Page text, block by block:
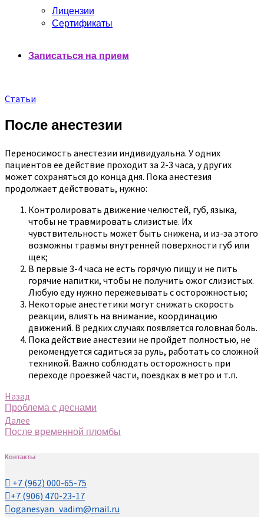
Лицензии
Сертификаты
Записаться на прием
Статьи
После анестезии
Переносимость анестезии индивидуальна. У одних
пациентов ее действие проходит за 2-3 часа, у других
может сохраняться до конца дня. Пока анестезия
продолжает действовать, нужно:
Контролировать движение челюстей, губ, языка,
чтобы не травмировать слизистые. Их
чувствительность может быть снижена, и из-за этого
возможны травмы внутренней поверхности губ или
щек;
В первые 3-4 часа не есть горячую пищу и не пить
горячие напитки, чтобы не получить ожог слизистых.
Любую еду нужно пережевывать с осторожностью;
Некоторые анестетики могут снижать скорость
реакции, влиять на внимание, координацию
движений. В редких случаях появляется головная боль.
Пока действие анестезии не пройдет полностью, не
рекомендуется садиться за руль, работать со сложной
техникой. Важно соблюдать осторожность при
переходе проезжей части, поездках в метро и т.п.
Назад
Проблема с деснами
Далее
После временной пломбы
Контакты
+7 (962) 000-65-75
+7 (906) 470-23-17
oganesyan_vadim@mail.ru